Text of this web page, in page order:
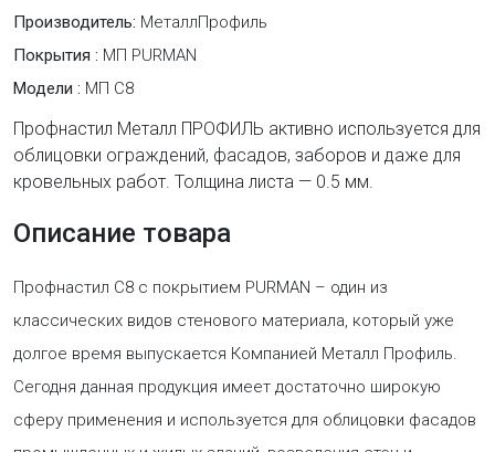
Производитель: МеталлПрофиль
Покрытия : МП PURMAN
Модели : МП С8
Профнастил Металл ПРОФИЛЬ активно используется для
облицовки ограждений, фасадов, заборов и даже для
кровельных работ. Толщина листа — 0.5 мм.
Описание товара
Профнастил C8 с покрытием PURMAN – один из
классических видов стенового материала, который уже
долгое время выпускается Компанией Металл Профиль.
Сегодня данная продукция имеет достаточно широкую
сферу применения и используется для облицовки фасадов